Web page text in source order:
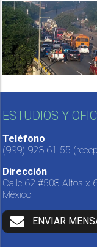
ESTUDIOS Y
Teléfono
(999) 923 61 55
Dirección
Calle 62 #508 Altos x
México.
ENVIAR